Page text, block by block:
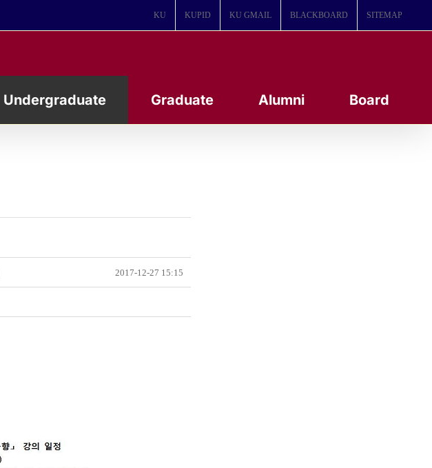
KU KUPID KU GMAIL BLACKBOARD SITEMAP
Undergraduate Graduate Alumni Board
2017-12-27 15:15